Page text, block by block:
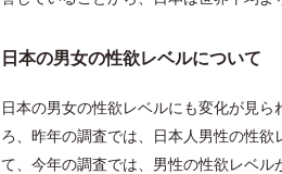
日本の男女の性欲レベルについて
日本の男女の性欲レベルにも変化が見
ろ、昨年の調査では、日本人男性の性
て、今年の調査では、男性の性欲レベ